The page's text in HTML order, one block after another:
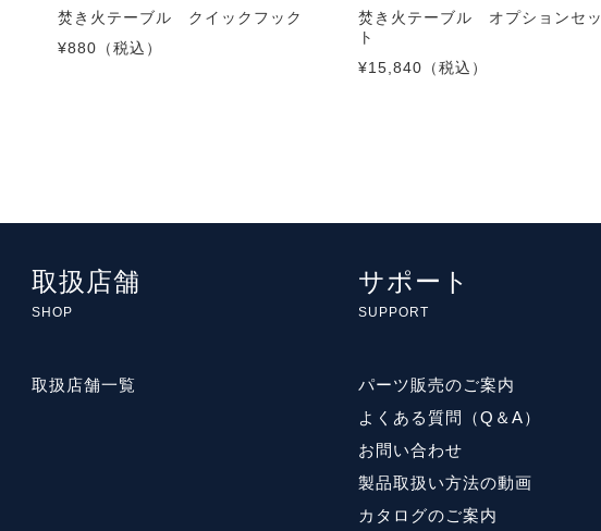
焚き火テーブル クイックフック
¥880 （税込）
焚き火テーブル オプションセッ
ト
¥15,840 （税込）
取扱店舗
SHOP
取扱店舗一覧
サポート
SUPPORT
パーツ販売のご案内
よくある質問（Q＆A）
お問い合わせ
製品取扱い方法の動画
カタログのご案内